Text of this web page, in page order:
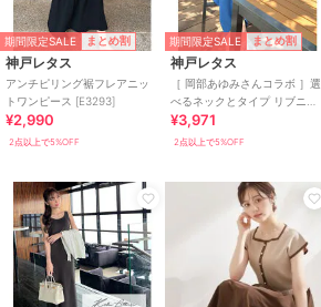
期間限定SALE まとめ割
神戸レタス
アンチピリング裾フレアニッ
トワンピース [E3293]
¥2,990
2点以上で5%OFF
期間限定SALE まとめ割
神戸レタス
［ 岡部あゆみさんコラボ ］選
べるネックとタイプ リブニッ
トノースリーブワンピース
[E3004]
¥3,971
2点以上で5%OFF